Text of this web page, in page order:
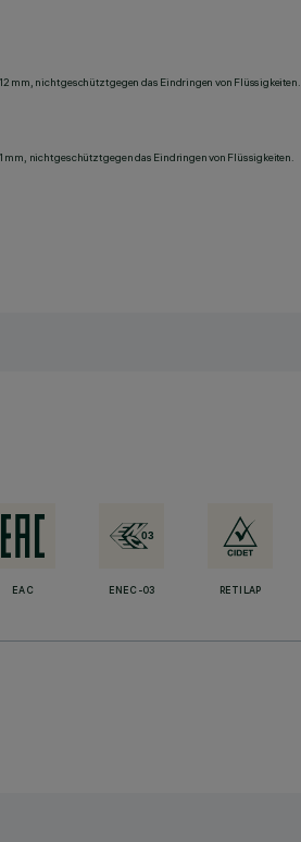
mm, nicht geschützt gegen das Eindringen von Flüssigkeiten.
mm, nicht geschützt gegen das Eindringen von Flüssigkeiten.
EAC ENEC-03 RETILAP